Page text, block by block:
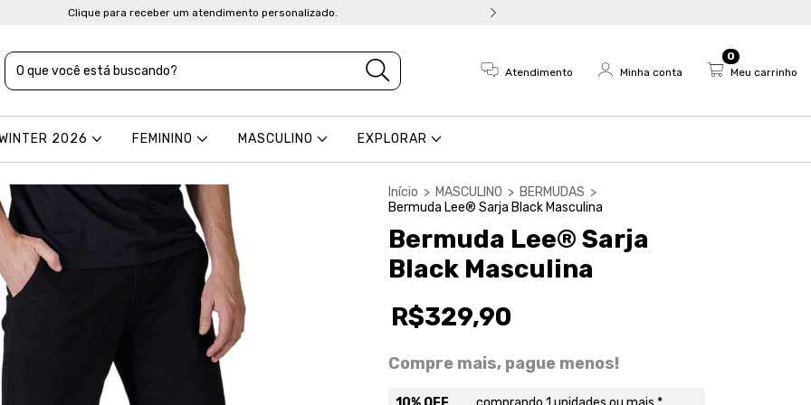
Clique para receber um atendimento personalizado.
Atendimento Minha conta Meu carrinho
0
2026 FEMININO MASCULINO EXPLORAR
Início > MASCULINO > BERMUDAS >
Bermuda Lee® Sarja Black Masculina
Bermuda Lee® Sarja
Black Masculina
R$329,90
Compre mais, pague menos!